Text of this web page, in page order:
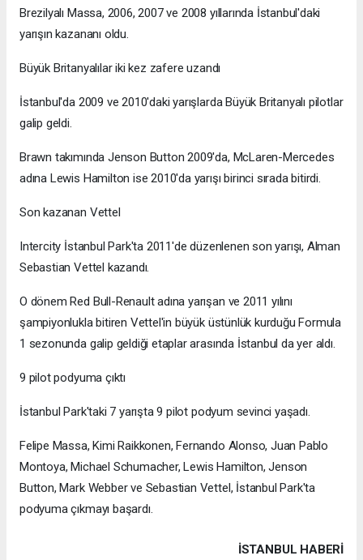
Brezilyalı Massa, 2006, 2007 ve 2008 yıllarında İstanbul'daki
yarışın kazananı oldu.
Büyük Britanyalılar iki kez zafere uzandı
İstanbul'da 2009 ve 2010'daki yarışlarda Büyük Britanyalı pilotlar
galip geldi.
Brawn takımında Jenson Button 2009'da, McLaren-Mercedes
adına Lewis Hamilton ise 2010'da yarışı birinci sırada bitirdi.
Son kazanan Vettel
Intercity İstanbul Park'ta 2011'de düzenlenen son yarışı, Alman
Sebastian Vettel kazandı.
O dönem Red Bull-Renault adına yarışan ve 2011 yılını
şampiyonlukla bitiren Vettel'in büyük üstünlük kurduğu Formula
1 sezonunda galip geldiği etaplar arasında İstanbul da yer aldı.
9 pilot podyuma çıktı
İstanbul Park'taki 7 yarışta 9 pilot podyum sevinci yaşadı.
Felipe Massa, Kimi Raikkonen, Fernando Alonso, Juan Pablo
Montoya, Michael Schumacher, Lewis Hamilton, Jenson
Button, Mark Webber ve Sebastian Vettel, İstanbul Park'ta
podyuma çıkmayı başardı.
İSTANBUL HABERİ